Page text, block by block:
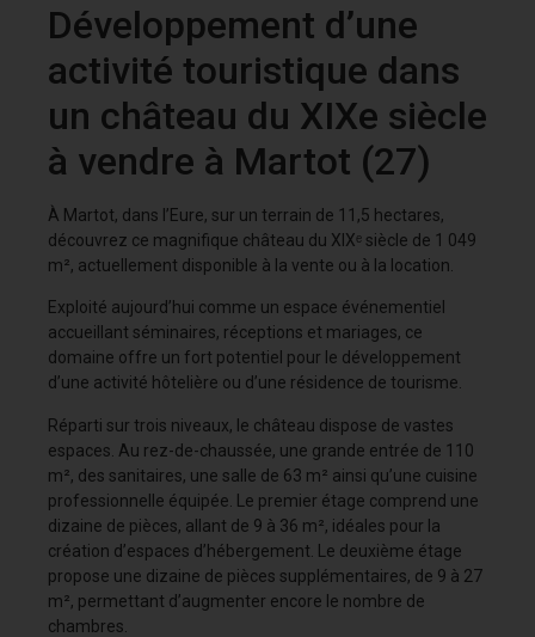
Développement d’une
activité touristique dans
un château du XIXe siècle
à vendre à Martot (27)
À Martot, dans l’Eure, sur un terrain de 11,5 hectares,
découvrez ce magnifique château du XIXᵉ siècle de 1 049
m², actuellement disponible à la vente ou à la location.
Exploité aujourd’hui comme un espace événementiel
accueillant séminaires, réceptions et mariages, ce
domaine offre un fort potentiel pour le développement
d’une activité hôtelière ou d’une résidence de tourisme.
Réparti sur trois niveaux, le château dispose de vastes
espaces. Au rez-de-chaussée, une grande entrée de 110
m², des sanitaires, une salle de 63 m² ainsi qu’une cuisine
professionnelle équipée. Le premier étage comprend une
dizaine de pièces, allant de 9 à 36 m², idéales pour la
création d’espaces d’hébergement. Le deuxième étage
propose une dizaine de pièces supplémentaires, de 9 à 27
m², permettant d’augmenter encore le nombre de
chambres.